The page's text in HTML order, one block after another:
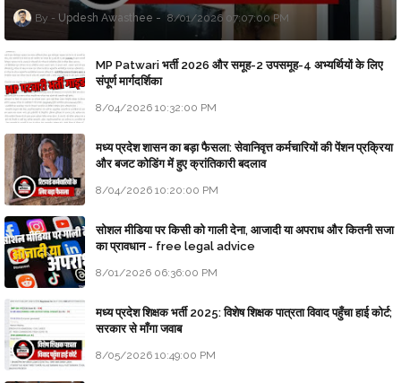
Updesh Awasthee 8/01/2026 07:07:00 PM
MP Patwari भर्ती 2026 और समूह-2 उपसमूह-4 अभ्यर्थियों के लिए
संपूर्ण मार्गदर्शिका
8/04/2026 10:32:00 PM
मध्य प्रदेश शासन का बड़ा फैसला: सेवानिवृत्त कर्मचारियों की पेंशन प्रक्रिया
और बजट कोडिंग में हुए क्रांतिकारी बदलाव
8/04/2026 10:20:00 PM
सोशल मीडिया पर किसी को गाली देना, आजादी या अपराध और कितनी सजा
का प्रावधान - free legal advice
8/01/2026 06:36:00 PM
मध्य प्रदेश शिक्षक भर्ती 2025: विशेष शिक्षक पात्रता विवाद पहुँचा हाई कोर्ट;
सरकार से माँगा जवाब
8/05/2026 10:49:00 PM